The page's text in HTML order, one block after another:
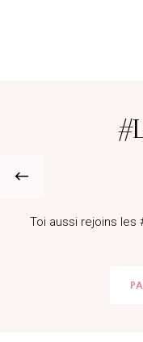
Toi aussi rejoins les